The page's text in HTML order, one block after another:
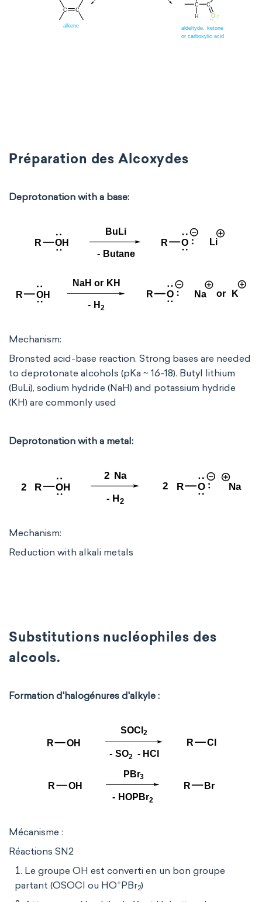
Préparation des Alcoxydes
Deprotonation with a base:
Mechanism:
Bronsted acid-base reaction. Strong bases are needed
to deprotonate alcohols (pKa ~ 16-18). Butyl lithium
(BuLi), sodium hydride (NaH) and potassium hydride
(KH) are commonly used
Deprotonation with a metal:
Mechanism:
Reduction with alkali metals
Substitutions nucléophiles des
alcools.
Formation d'halogénures d'alkyle :
Mécanisme :
Réactions SN2
Le groupe OH est converti en un bon groupe
partant (OSOCl ou HO+PBr2)